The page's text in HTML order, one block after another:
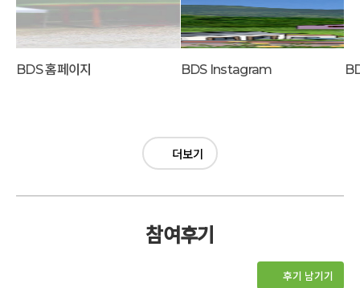
BDS 홈페이지 BDS Instagram
더보기
참여후기
후기 남기기